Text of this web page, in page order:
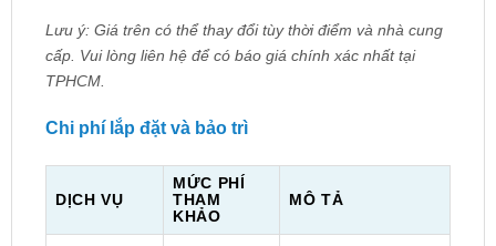
Lưu ý: Giá trên có thể thay đổi tùy thời điểm và nhà cung
cấp. Vui lòng liên hệ để có báo giá chính xác nhất tại
TPHCM.
Chi phí lắp đặt và bảo trì
DỊCH VỤ
MỨC PHÍ
THAM
KHẢO
MÔ TẢ